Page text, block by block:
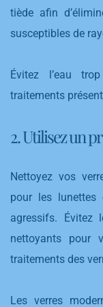
tiède afin
susceptibles de
Évitez l’eau
traitements
2. Utilisez un
Nettoyez vos
pour les
agressifs. Évitez
nettoyants pour
traitements des
Les verres